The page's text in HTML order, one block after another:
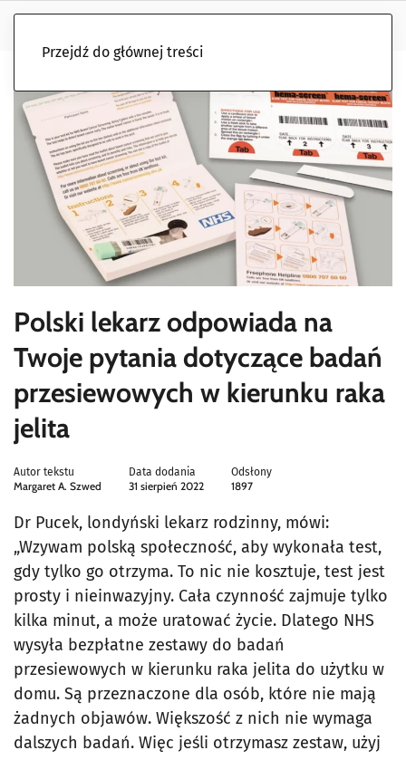
Przejdź do głównej treści
Polski lekarz odpowiada na
Twoje pytania dotyczące badań
przesiewowych w kierunku raka
jelita
Autor tekstu
Margaret A. Szwed
Data dodania
31 sierpień 2022
Odsłony
1897
Dr Pucek, londyński lekarz rodzinny, mówi:
„Wzywam polską społeczność, aby wykonała test,
gdy tylko go otrzyma. To nic nie kosztuje, test jest
prosty i nieinwazyjny. Cała czynność zajmuje tylko
kilka minut, a może uratować życie. Dlatego NHS
wysyła bezpłatne zestawy do badań
przesiewowych w kierunku raka jelita do użytku w
domu. Są przeznaczone dla osób, które nie mają
żadnych objawów. Większość z nich nie wymaga
dalszych badań. Więc jeśli otrzymasz zestaw, użyj